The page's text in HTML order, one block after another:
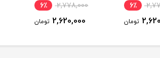
6٪
تومان
2,778,000 6٪
2,620,000 تومان